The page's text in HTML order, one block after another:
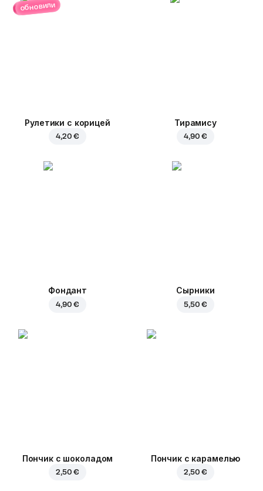
обновили
Рулетики с корицей
4,20 €
Тирамису
4,90 €
Фондант
4,90 €
Сырники
5,50 €
Пончик с шоколадом
2,50 €
Пончик с карамелью
2,50 €